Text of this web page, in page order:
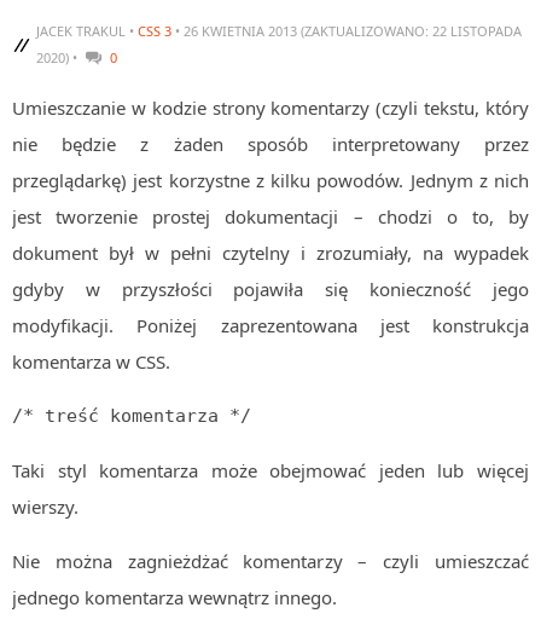
Algorytmy sortowania
Algorytmy konwersji
Algorytmy wyszukiwania
Inne
DEV
C++
Elementarz Java
Pascal
.htaccess
Django
PHP
JACEK TRAKUL • CSS 3 • 26 KWIETNIA 2013 (ZAKTUALIZOWANO: 22 LISTOPADA
2020) •
0
Umieszczanie w kodzie strony komentarzy (czyli tekstu, który
nie będzie z żaden sposób interpretowany przez
przeglądarkę) jest korzystne z kilku powodów. Jednym z nich
jest tworzenie prostej dokumentacji – chodzi o to, by
dokument był w pełni czytelny i zrozumiały, na wypadek
gdyby w przyszłości pojawiła się konieczność jego
modyfikacji. Poniżej zaprezentowana jest konstrukcja
komentarza w CSS.
/* treść komentarza */
Taki styl komentarza może obejmować jeden lub więcej
wierszy.
Nie można zagnieżdżać komentarzy – czyli umieszczać
jednego komentarza wewnątrz innego.